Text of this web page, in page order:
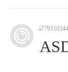
a779310344